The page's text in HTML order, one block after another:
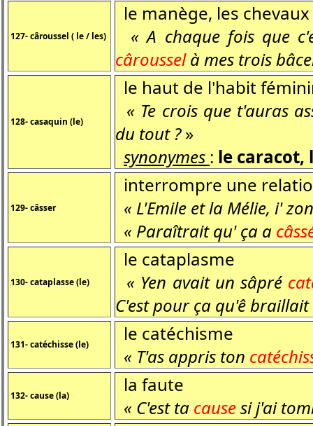
127- câroussel ( le / les)
le manège, les
« A chaque fois que
cârousselà mes trois
128- casaquin (le)
le haut de l'habit
« Te crois que t'auras
du tout ?»
synonymes : le caracot,
129- câsser
interrompre une
« L'Emile et la Mélie, i'
« Paraîtrait qu' ça a
130- cataplasse (le)
le cataplasme
« Yen avait un sâpré
C'est pour ça qu'ê
131- catéchisse (le)
le catéchisme
« T'as appris ton
132- cause (la)
la faute
« C'est ta causesi j'ai